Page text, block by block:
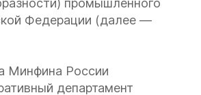
промышленного
Федерации (далее —
Минфина России
департамент